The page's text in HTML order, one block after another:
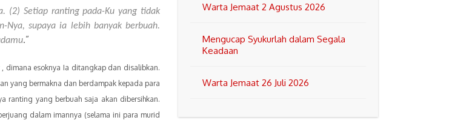
(2) Setiap ranting pada-Ku yang tidak
Nya, supaya ia lebih banyak berbuah.
.”
, dimana esoknya Ia ditangkap dan disalibkan.
yang bermakna dan berdampak kepada para
ranting yang berbuah saja akan dibersihkan.
dalam imannya (selama ini para murid
Warta Jemaat 2 Agustus 2026
Mengucap Syukurlah dalam Segala
Keadaan
Warta Jemaat 26 Juli 2026